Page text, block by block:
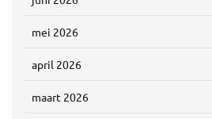
mei 2026
april 2026
maart 2026